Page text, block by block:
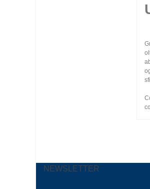
NEWSLETTER